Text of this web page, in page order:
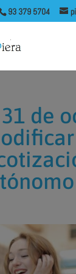
93 379 5704
de